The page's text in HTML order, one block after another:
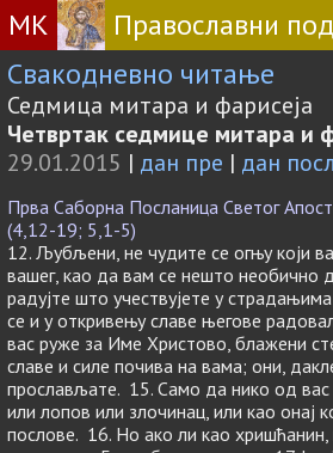
МК
Православни
Свакодневно читање
Седмица митара и фарисеја
Четвртак седмице митара и
29.01.2015 | дан пре | дан
Прва Саборна Посланица Светог
(4,12-19; 5,1-5)
12. Љубљени, не чудите се огњу који
вашег, као да вам се нешто необично
радујте што учествујете у
се и у откривењу славе његове
вас руже за Име Христово, блажени
славе и силе почива на вама; они,
прослављате. 15. Само да нико од вас
или лопов или злочинац, или као онај
послове. 16. Но ако ли као хришћанин,